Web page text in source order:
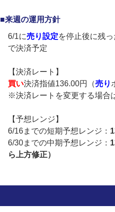
■来週の運用方針
6/1に売り設定を停止後に残っ
で決済予定
【決済レート】
買い決済指値136.00円（売り
※決済レートを変更する場合
【予想レンジ】
6/16までの短期予想レンジ：
6/30までの中期予想レンジ：
ら上方修正）